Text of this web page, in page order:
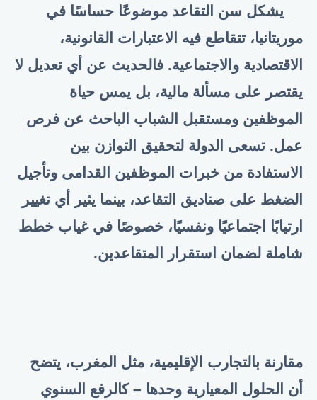
يشكل سن التقاعد موضوعًا حساسًا في
موريتانيا، تتقاطع فيه الاعتبارات القانونية،
الاقتصادية والاجتماعية. فالحديث عن أي تعديل لا
يقتصر على مسألة مالية، بل يمس حياة
الموظفين ومستقبل الشباب الباحث عن فرص
عمل. تسعى الدولة لتحقيق التوازن بين
الاستفادة من خبرات الموظفين القدامى وتأجيل
الضغط على صناديق التقاعد، بينما يثير أي تغيير
ارتيابًا اجتماعيًا ونفسيًا، خصوصًا في غياب خطط
شاملة لضمان استقرار المتقاعدين.
مقارنة بالتجارب الإقليمية، مثل المغرب، يتضح
أن الحلول المعيارية وحدها – كالرفع السنوي